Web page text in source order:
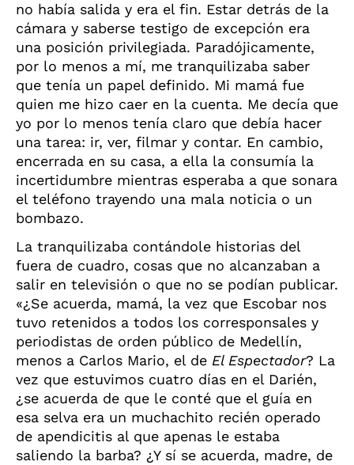
no había salida y era el fin. Estar detrás de la
cámara y saberse testigo de excepción era
una posición privilegiada. Paradójicamente,
por lo menos a mí, me tranquilizaba saber
que tenía un papel definido. Mi mamá fue
quien me hizo caer en la cuenta. Me decía que
yo por lo menos tenía claro que debía hacer
una tarea: ir, ver, filmar y contar. En cambio,
encerrada en su casa, a ella la consumía la
incertidumbre mientras esperaba a que sonara
el teléfono trayendo una mala noticia o un
bombazo.
La tranquilizaba contándole historias del
fuera de cuadro, cosas que no alcanzaban a
salir en televisión o que no se podían publicar.
«¿Se acuerda, mamá, la vez que Escobar nos
tuvo retenidos a todos los corresponsales y
periodistas de orden público de Medellín,
menos a Carlos Mario, el de El Espectador? La
vez que estuvimos cuatro días en el Darién,
¿se acuerda de que le conté que el guía en
esa selva era un muchachito recién operado
de apendicitis al que apenas le estaba
saliendo la barba? ¿Y sí se acuerda, madre, de